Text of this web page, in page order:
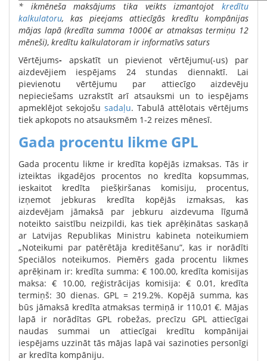
* ikmēneša maksājums tika veikts izmantojot kredītu
kalkulatoru, kas pieejams attiecīgās kredītu kompānijas
mājas lapā(kredīta summa 1000€ ar atmaksas termiņu 12
mēneši), kredītu kalkulatoram ir informatīvs saturs
Vērtējums- apskatīt un pievienot vērtējumu(-us) par
aizdevējiem iespējams 24 stundas diennaktī. Lai
pievienotu vērtējumu par attiecīgo aizdevēju
nepieciešams uzrakstīt arī atsauksmi un to iespējams
apmeklējot sekojošu sadaļu. Tabulā attēlotais vērtējums
tiek apkopots no atsauksmēm 1-2 reizes mēnesī.
Gada procentu likme GPL
Gada procentu likme ir kredīta kopējās izmaksas. Tās ir
izteiktas ikgadējos procentos no kredīta kopsummas,
ieskaitot kredīta piešķiršanas komisiju, procentus,
izņemot jebkuras kredīta kopējās izmaksas, kas
aizdevējam jāmaksā par jebkuru aizdevuma līgumā
noteikto saistību neizpildi, kas tiek aprēķinātas saskaņā
ar Latvijas Republikas Ministru kabineta noteikumiem
„Noteikumi par patērētāja kreditēšanu”, kas ir norādīti
Speciālos noteikumos. Piemērs gada procentu likmes
aprēķinam ir: kredīta summa: € 100.00, kredīta komisijas
maksa: € 10.00, reģistrācijas komisija: € 0.01, kredīta
termiņš: 30 dienas. GPL = 219.2%. Kopējā summa, kas
būs jāmaksā kredīta atmaksas termiņā ir 110,01 €. Mājas
lapā ir norādītas GPL robežas, precīzu GPL attiecīgai
naudas summai un attiecīgai kredītu kompānijai
iespējams uzzināt tās mājas lapā vai sazinoties personīgi
ar kredīta kompāniju.